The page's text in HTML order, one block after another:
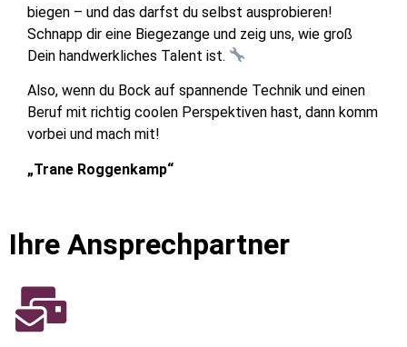
biegen – und das darfst du selbst ausprobieren!
Schnapp dir eine Biegezange und zeig uns, wie groß
Dein handwerkliches Talent ist.
Also, wenn du Bock auf spannende Technik und einen
Beruf mit richtig coolen Perspektiven hast, dann komm
vorbei und mach mit!
„Trane Roggenkamp“
Ihre Ansprechpartner